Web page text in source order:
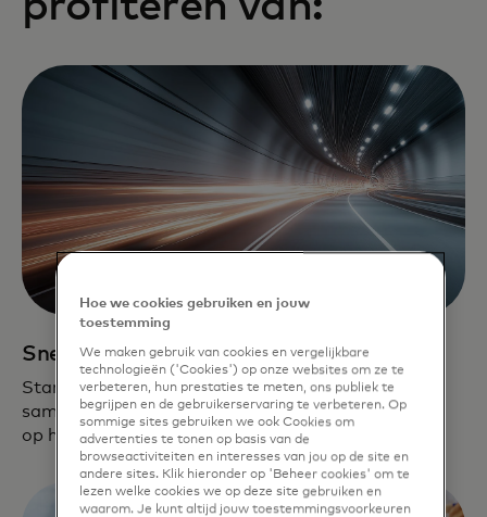
Snelle weg naar opschalen
Startups benutten ons wereldwijde netwerk, onze
samenwerkingsverbanden en fintech-oplossingen
op hun weg naar schaalvergroting.
Hoe we cookies gebruiken en jouw
toestemming
We maken gebruik van cookies en vergelijkbare
technologieën ('Cookies') op onze websites om ze te
verbeteren, hun prestaties te meten, ons publiek te
begrijpen en de gebruikerservaring te verbeteren. Op
sommige sites gebruiken we ook Cookies om
advertenties te tonen op basis van de
browseactiviteiten en interesses van jou op de site en
andere sites. Klik hieronder op 'Beheer cookies' om te
lezen welke cookies we op deze site gebruiken en
waarom. Je kunt altijd jouw toestemmingsvoorkeuren